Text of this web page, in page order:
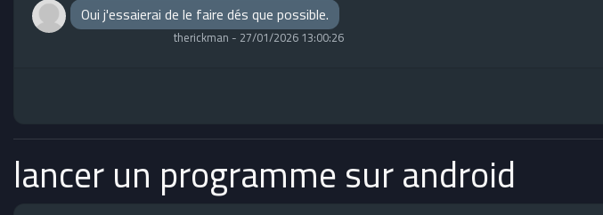
Oui j'essaierai de le faire dés que possible.
therickman - 27/01/2026 13:00:26
lancer un programme sur android